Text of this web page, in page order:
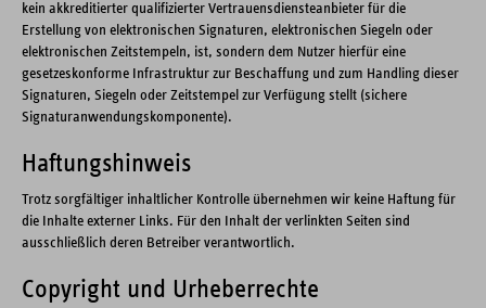
kein akkreditierter qualifizierter Vertrauensdiensteanbieter für die
Erstellung von elektronischen Signaturen, elektronischen Siegeln oder
elektronischen Zeitstempeln, ist, sondern dem Nutzer hierfür eine
gesetzeskonforme Infrastruktur zur Beschaffung und zum Handling dieser
Signaturen, Siegeln oder Zeitstempel zur Verfügung stellt (sichere
Signaturanwendungskomponente).
Haftungshinweis
Trotz sorgfältiger inhaltlicher Kontrolle übernehmen wir keine Haftung für
die Inhalte externer Links. Für den Inhalt der verlinkten Seiten sind
ausschließlich deren Betreiber verantwortlich.
Copyright und Urheberrechte